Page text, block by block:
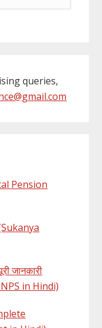
queries,
Pension
(Sukanya
जानकारी
in Hindi)